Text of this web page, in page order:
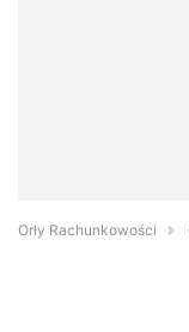
Orły Rachunkowości